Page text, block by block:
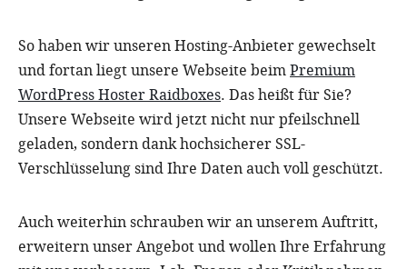
So haben wir unseren Hosting-Anbieter gewechselt
und fortan liegt unsere Webseite beim Premium
WordPress Hoster Raidboxes. Das heißt für Sie?
Unsere Webseite wird jetzt nicht nur pfeilschnell
geladen, sondern dank hochsicherer SSL-
Verschlüsselung sind Ihre Daten auch voll geschützt.
Auch weiterhin schrauben wir an unserem Auftritt,
erweitern unser Angebot und wollen Ihre Erfahrung